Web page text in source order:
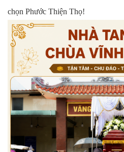
chọn Phước Thiện Thọ!